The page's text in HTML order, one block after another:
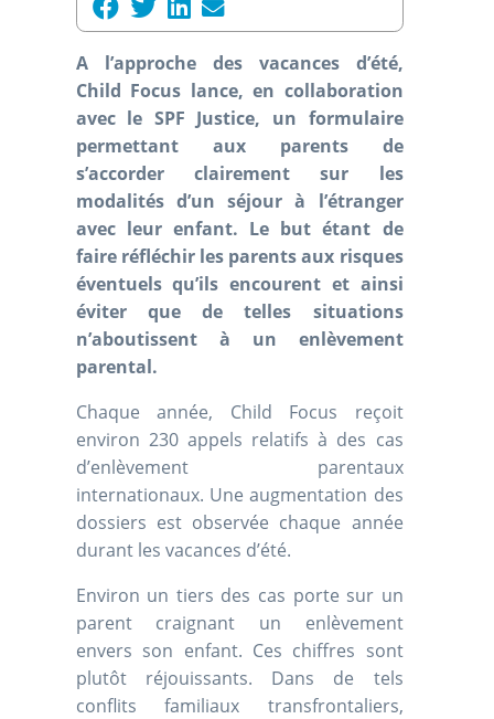
A l’approche des vacances d’été,
Child Focus lance, en collaboration
avec le SPF Justice, un formulaire
permettant aux parents de
s’accorder clairement sur les
modalités d’un séjour à l’étranger
avec leur enfant. Le but étant de
faire réfléchir les parents aux risques
éventuels qu’ils encourent et ainsi
éviter que de telles situations
n’aboutissent à un enlèvement
parental.
Chaque année, Child Focus reçoit
environ 230 appels relatifs à des cas
d’enlèvement parentaux
internationaux. Une augmentation des
dossiers est observée chaque année
durant les vacances d’été.
Environ un tiers des cas porte sur un
parent craignant un enlèvement
envers son enfant. Ces chiffres sont
plutôt réjouissants. Dans de tels
conflits familiaux transfrontaliers,